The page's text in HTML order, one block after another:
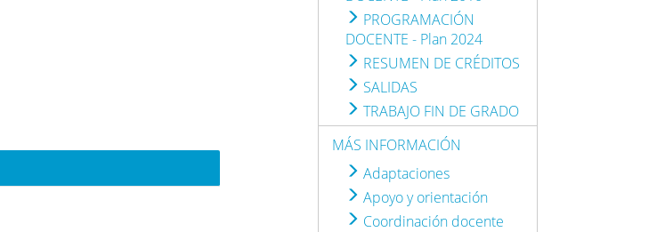
PROGRAMACIÓN
DOCENTE - Plan 2024
RESUMEN DE CRÉDITOS
SALIDAS
TRABAJO FIN DE GRADO
MÁS INFORMACIÓN
Adaptaciones
Apoyo y orientación
Coordinación docente